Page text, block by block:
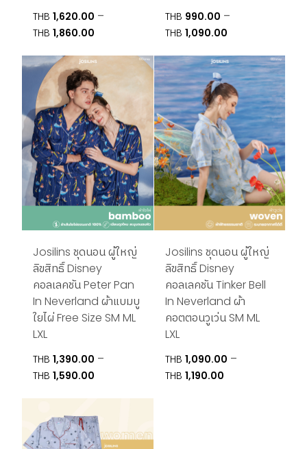
THB 1,620.00 –
THB 1,860.00
THB1,620.00
through
THB1,860.00
THB 990.00 –
THB 1,090.00Price
THB990.00
through
THB1,090.00
Josilins ชุดนอน ผู้ใหญ่
ลิขสิทธิ์ Disney
คอลเลคชัน Peter Pan
In Neverland ผ้าแบมบู
ใยไผ่ Free Size SM ML
LXL
THB 1,390.00 –
THB 1,590.00
through
THB1,590.00
Josilins ชุดนอน ผู้ใหญ่
ลิขสิทธิ์ Disney
คอลเลคชัน Tinker Bell
In Neverland ผ้า
คอตตอนวูเว่น SM ML
LXL
THB 1,090.00 –
THB 1,190.00Price